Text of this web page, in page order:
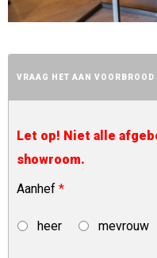
VRAAG HET AAN VOORBROOD
Let op! Niet alle
showroom.
Aanhef *
heer mevrouw